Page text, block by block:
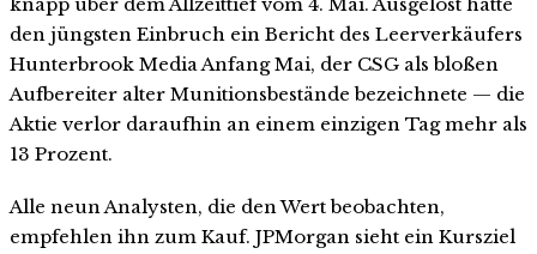
knapp über dem Allzeittief vom 4. Mai. Ausgelöst hatte
den jüngsten Einbruch ein Bericht des Leerverkäufers
Hunterbrook Media Anfang Mai, der CSG als bloßen
Aufbereiter alter Munitionsbestände bezeichnete — die
Aktie verlor daraufhin an einem einzigen Tag mehr als
13 Prozent.
Alle neun Analysten, die den Wert beobachten,
empfehlen ihn zum Kauf. JPMorgan sieht ein Kursziel